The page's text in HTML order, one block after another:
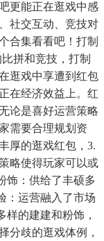
更能正在逛戏中感
社交互动、竞技对
合集看看吧！打制
拼和竞技，打制
逛戏中享遭到红包
在经济效益上。红
论是喜好运营策略
需要合理规划资
厚的逛戏红包，3.
略使得玩家可以或
饰：供给了丰硕多
：运营融入了市场
的建建和粉饰，
分歧的逛戏体例，